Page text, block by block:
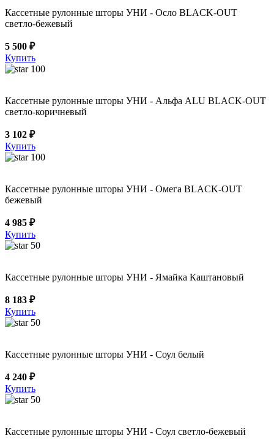
Кассетные рулонные шторы УНИ - Осло BLACK-OUT
светло-бежевый
5 500 ₽
Купить
100
Кассетные рулонные шторы УНИ - Альфа ALU BLACK-OUT
светло-коричневый
3 102 ₽
Купить
100
Кассетные рулонные шторы УНИ - Омега BLACK-OUT
бежевый
4 985 ₽
Купить
50
Кассетные рулонные шторы УНИ - Ямайка Каштановый
8 183 ₽
Купить
50
Кассетные рулонные шторы УНИ - Соул белый
4 240 ₽
Купить
50
Кассетные рулонные шторы УНИ - Соул светло-бежевый